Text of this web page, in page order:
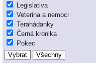
Legislativa
Veterina a nemoci
Terahádanky
Černá kronika
Pokec